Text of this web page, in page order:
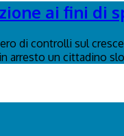
ai fini di
di controlli sul
arresto un cittadino